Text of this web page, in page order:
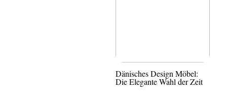
Dänisches Design Möbel:
Die Elegante Wahl der Zeit